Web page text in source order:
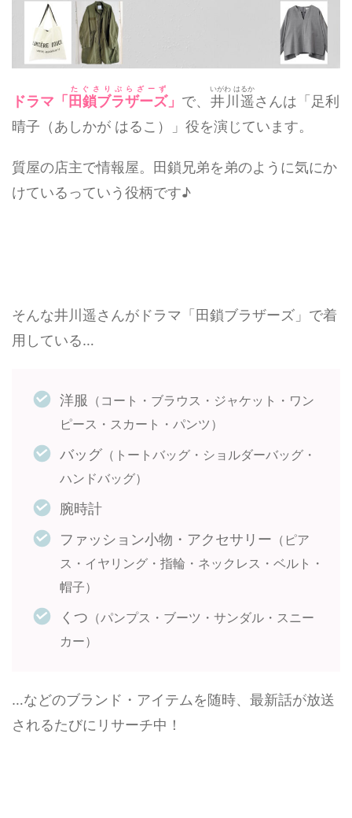
ドラマ「 田鎖ブラザーズ
たぐさりぶらざーず
」 で、 井川遥
いがわ はるか
さんは「足利
晴子（あしかが はるこ）」役を演じています。
質屋の店主で情報屋。田鎖兄弟を弟のように気にか
けているっていう役柄です♪
そんな井川遥さんがドラマ「田鎖ブラザーズ」で着
用している…
洋服 （コート・ブラウス・ジャケット・ワン
ピース・スカート・パンツ）
バッグ（トートバッグ・ショルダーバッグ・
ハンドバッグ）
腕時計
ファッション小物・アクセサリー （ピア
ス・イヤリング・指輪・ネックレス・ベルト・
帽子）
くつ （パンプス・ブーツ・サンダル・スニー
カー）
…などのブランド・アイテムを随時、最新話が放送
されるたびにリサーチ中！